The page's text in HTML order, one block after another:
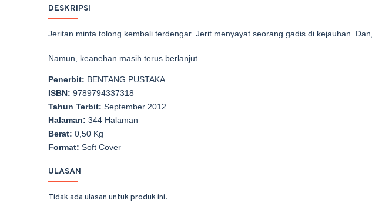
DESKRIPSI
Jeritan minta tolong kembali terdengar. Jerit menyayat seorang gadis di kejauhan.
Namun, keanehan masih terus berlanjut.
Penerbit: BENTANG PUSTAKA
ISBN: 9789794337318
Tahun Terbit: September 2012
Halaman: 344 Halaman
Berat: 0,50 Kg
Format: Soft Cover
ULASAN
Tidak ada ulasan untuk produk ini.